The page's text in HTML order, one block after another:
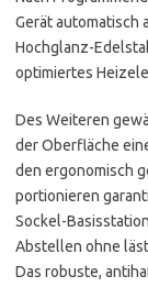
Gerät automatisch
Hochglanz-
optimiertes
Des Weiteren
der Oberfläche
den ergonomisch
portionieren
Sockel-
Abstellen ohne
Das robuste,